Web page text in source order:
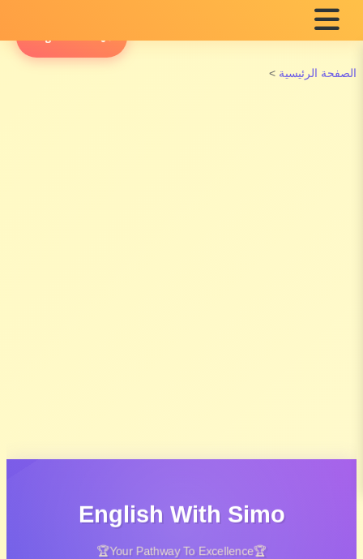
الصفحة الرئيسية >
English Radio
English With Simo
🏆Your Pathway To Excellence🏆